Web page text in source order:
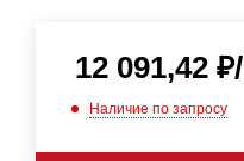
12 091,42 ₽
Наличие по запросу